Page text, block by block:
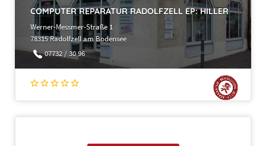
COMPUTER REPARATUR RADOLFZELL EP: HILLER
Werner-Messmer-Straße 1
78315 Radolfzell am Bodensee
07732 / 30 96